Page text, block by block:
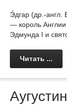
Э́дгар (др.-
— король
Эдмунда I и
Читать ...